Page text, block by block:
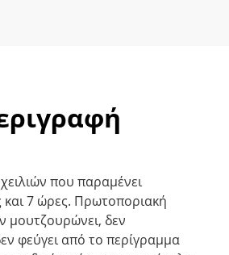
που παραμένει
7 ώρες. Πρωτοποριακή
μουτζουρώνει, δεν
φεύγει από το περίγραμμα